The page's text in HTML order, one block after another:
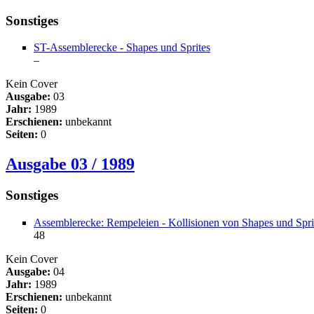
Sonstiges
ST-Assemblerecke - Shapes und Sprites
–
Kein Cover
Ausgabe: 03
Jahr: 1989
Erschienen: unbekannt
Seiten: 0
Ausgabe 03 / 1989
Sonstiges
Assemblerecke: Rempeleien - Kollisionen von Shapes und
48
Kein Cover
Ausgabe: 04
Jahr: 1989
Erschienen: unbekannt
Seiten: 0